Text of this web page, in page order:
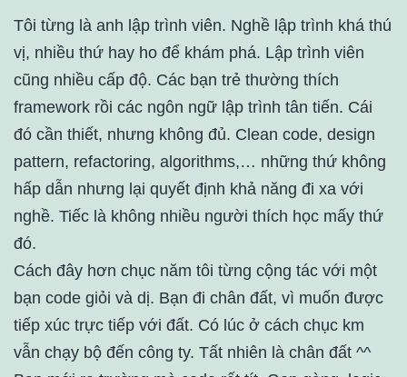
Tôi từng là anh lập trình viên. Nghề lập trình khá thú
vị, nhiều thứ hay ho để khám phá. Lập trình viên
cũng nhiều cấp độ. Các bạn trẻ thường thích
framework rồi các ngôn ngữ lập trình tân tiến. Cái
đó cần thiết, nhưng không đủ. Clean code, design
pattern, refactoring, algorithms,… những thứ không
hấp dẫn nhưng lại quyết định khả năng đi xa với
nghề. Tiếc là không nhiều người thích học mấy thứ
đó.
Cách đây hơn chục năm tôi từng cộng tác với một
bạn code giỏi và dị. Bạn đi chân đất, vì muốn được
tiếp xúc trực tiếp với đất. Có lúc ở cách chục km
vẫn chạy bộ đến công ty. Tất nhiên là chân đất ^^